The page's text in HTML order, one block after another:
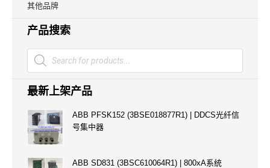
其他品牌
产品搜索
Products
search
最新上架产品
ABB PFSK152 (3BSE018877R1) | DDCS光纤信
号集中器
ABB SD831 (3BSC610064R1) | 800xA系统